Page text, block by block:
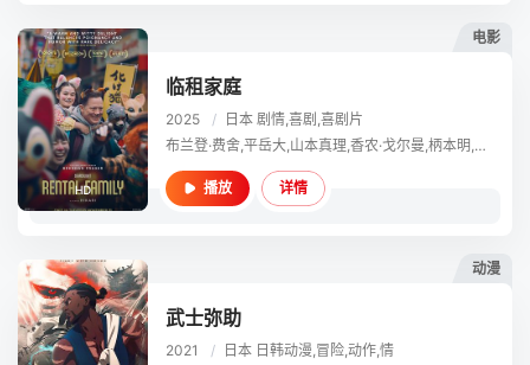
电影
HD
临租家庭
2025 / 日本 剧情,喜剧,喜剧片
布兰登·费舍,平岳大,山本真理,香农·戈尔曼,柄本明,尼希,古川雁,金隆夫,小松裕司,长田凉子,保罗·安德里亚·迪·皮耶特罗,木村文哉,龟田梨纱,加奈·凯蒂,尾关伸嗣,筱崎志乃,楚南勇真
播放 详情
动漫
武士弥助
2021 / 日本 日韩动漫,冒险,动作,情